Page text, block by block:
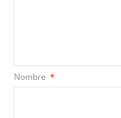
Nombre *